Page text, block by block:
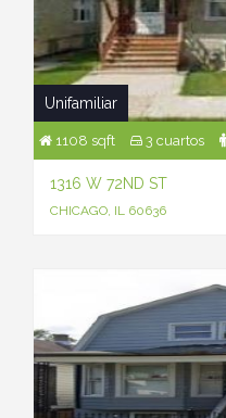
Unifamiliar
1108 sqft 3 cuartos
1316 W 72ND ST
CHICAGO, IL 60636